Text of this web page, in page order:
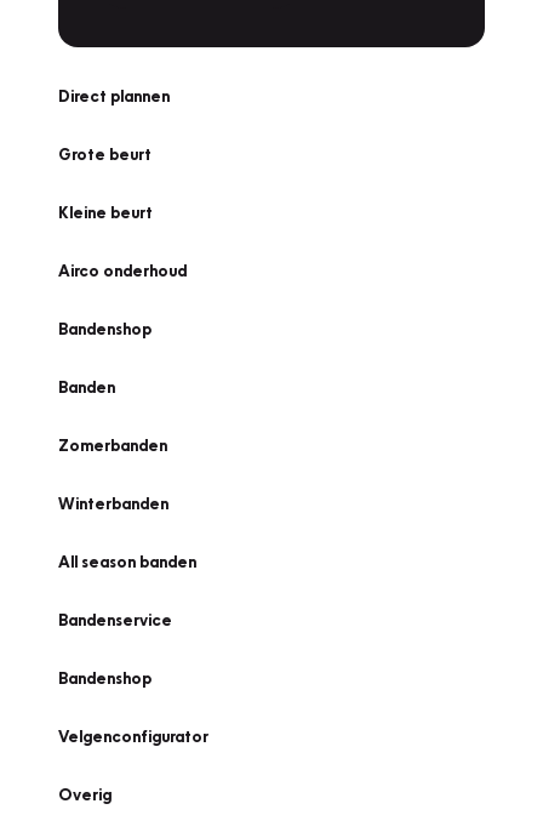
Direct plannen
Grote beurt
Kleine beurt
Airco onderhoud
Bandenshop
Banden
Zomerbanden
Winterbanden
All season banden
Bandenservice
Bandenshop
Velgenconfigurator
Overig